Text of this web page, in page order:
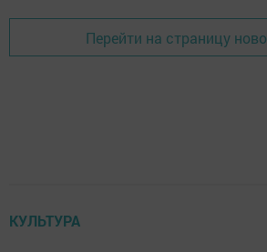
Перейти на страницу
КУЛЬТУРА